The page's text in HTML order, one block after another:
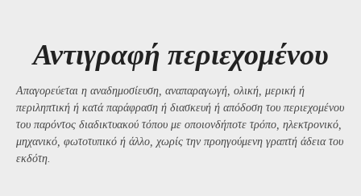
Αντιγραφή περιεχομένου
Απαγορεύεται η αναδημοσίευση, αναπαραγωγή, ολική, μερική ή
περιληπτική ή κατά παράφραση ή διασκευή ή απόδοση του περιεχομένου
του παρόντος διαδικτυακού τόπου με οποιονδήποτε τρόπο, ηλεκτρονικό,
μηχανικό, φωτοτυπικό ή άλλο, χωρίς την προηγούμενη γραπτή άδεια του
εκδότη.